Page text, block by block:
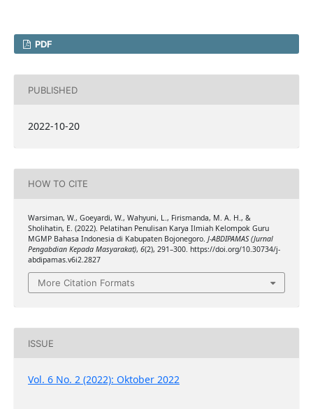
PDF
PUBLISHED
2022-10-20
HOW TO CITE
Warsiman, W., Goeyardi, W., Wahyuni, L., Firismanda, M. A. H., &
Sholihatin, E. (2022). Pelatihan Penulisan Karya Ilmiah Kelompok Guru
MGMP Bahasa Indonesia di Kabupaten Bojonegoro. J-ABDIPAMAS (Jurnal
Pengabdian Kepada Masyarakat), 6(2), 291–300. https://doi.org/10.30734/j-
abdipamas.v6i2.2827
More Citation Formats
ISSUE
Vol. 6 No. 2 (2022): Oktober 2022